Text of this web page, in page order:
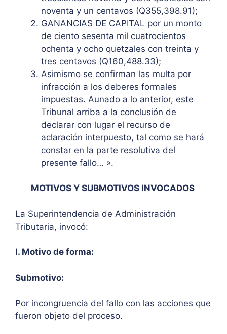
noventa y un centavos (Q355,398.91);
GANANCIAS DE CAPITAL por un monto
de ciento sesenta mil cuatrocientos
ochenta y ocho quetzales con treinta y
tres centavos (Q160,488.33);
Asimismo se confirman las multa por
infracción a los deberes formales
impuestas. Aunado a lo anterior, este
Tribunal arriba a la conclusión de
declarar con lugar el recurso de
aclaración interpuesto, tal como se hará
constar en la parte resolutiva del
presente fallo… ».
MOTIVOS Y SUBMOTIVOS INVOCADOS
La Superintendencia de Administración
Tributaria, invocó:
I. Motivo de forma:
Submotivo:
Por incongruencia del fallo con las acciones que
fueron objeto del proceso.